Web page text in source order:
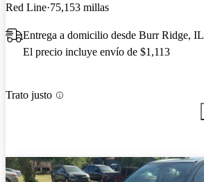
Red Line 75,153 millas
Entrega a domicilio desde Burr Ridge, IL
El precio incluye envío de $1,113
Trato justo